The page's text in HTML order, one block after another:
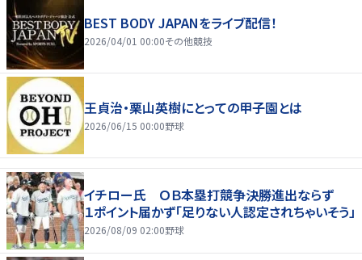
BEST BODY JAPANをライブ配信！
2026/04/01 00:00その他競技
王貞治・栗山英樹にとっての甲子園とは
2026/06/15 00:00野球
イチロー氏 ＯＢ本塁打競争決勝進出ならず
１ポイント届かず「足りない人認定されちゃいそう」
2026/08/09 02:00野球